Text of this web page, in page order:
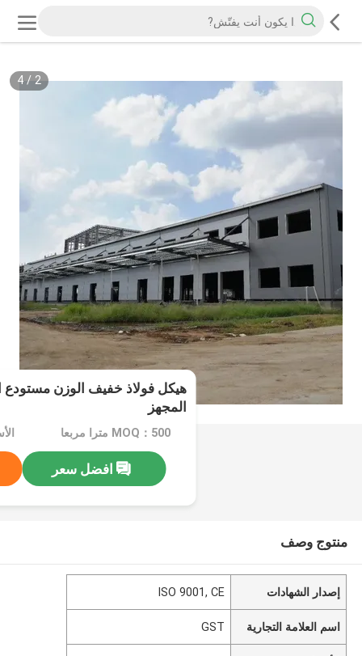
2
/
4
هيكل فولاذ خفيف الوزن مستودع
المجهز
MOQ：500 مترا مربعا
افضل سعر
منتوج وصف
إصدار الشهادات ISO 9001, CE
اسم العلامة التجارية GST